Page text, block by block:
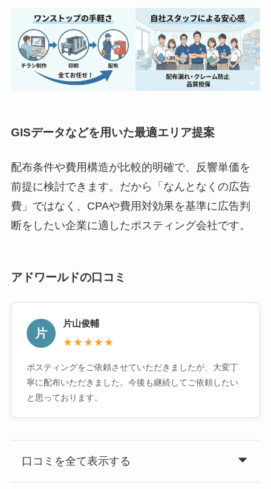
GISデータなどを用いた最適エリア提案
配布条件や費用構造が比較的明確で、反響単価を
前提に検討できます。だから「なんとなくの広告
費」ではなく、CPAや費用対効果を基準に広告判
断をしたい企業に適したポスティング会社です。
アドワールドの口コミ
片
片山俊輔
★★★★★
ポスティングをご依頼させていただきましたが、大変丁
寧に配布いただきました。今後も継続してご依頼したい
と思っております。
口コミを全て表示する